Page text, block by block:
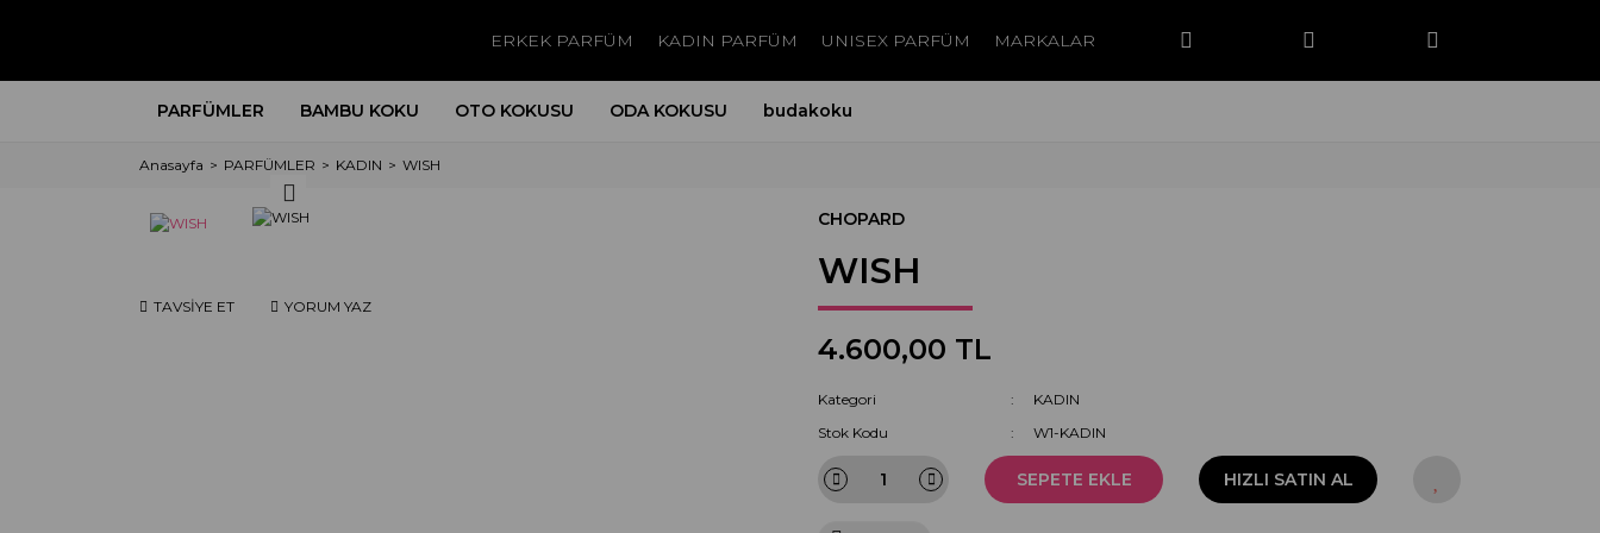
ERKEK PARFÜM KADIN PARFÜM UNISEX PARFÜM MARKALAR
PARFÜMLER BAMBU KOKU OTO KOKUSU ODA KOKUSU budakoku
Anasayfa PARFÜMLER KADIN WISH
TAVSİYE ET YORUM YAZ
CHOPARD
WISH
4.600,00 TL
Kategori
KADIN
Stok Kodu
W1-KADIN
SEPETE EKLE HIZLI SATIN AL